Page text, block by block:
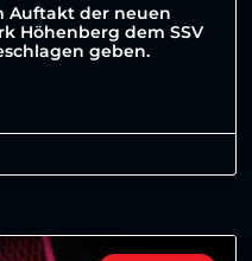
Auftakt der neuen
Höhenberg dem SSV
geben.